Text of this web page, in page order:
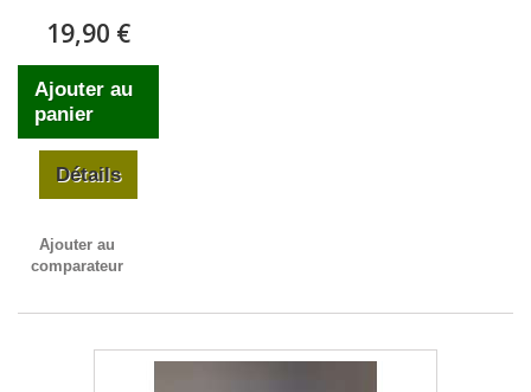
19,90 €
Ajouter au
panier
Détails
Ajouter au
comparateur